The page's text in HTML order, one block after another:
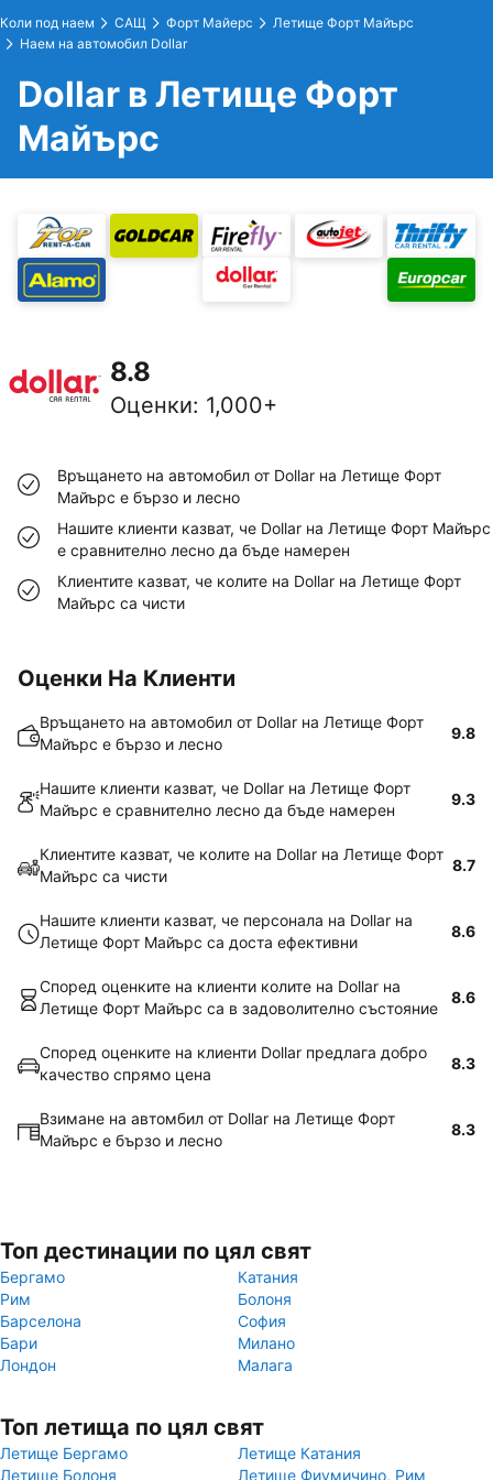
Коли под наем САЩ Форт Майерс
Летище Форт Майърс
Наем на автомобил Dollar
Dollar в Летище Форт
Майърс
8.8
Оценки: 1,000+
Връщането на автомобил от Dollar на Летище Форт
Майърс е бързо и лесно
Нашите клиенти казват, че Dollar на Летище Форт Майърс
е сравнително лесно да бъде намерен
Клиентите казват, че колите на Dollar на Летище Форт
Майърс са чисти
Оценки На Клиенти
Връщането на автомобил от Dollar на Летище Форт
Майърс е бързо и лесно
9.8
Нашите клиенти казват, че Dollar на Летище Форт
Майърс е сравнително лесно да бъде намерен
9.3
Клиентите казват, че колите на Dollar на Летище Форт
Майърс са чисти
8.7
Нашите клиенти казват, че персонала на Dollar на
Летище Форт Майърс са доста ефективни
8.6
Според оценките на клиенти колите на Dollar на
Летище Форт Майърс са в задоволително състояние
8.6
Според оценките на клиенти Dollar предлага добро
качество спрямо цена
8.3
Взимане на автомбил от Dollar на Летище Форт
Майърс е бързо и лесно
8.3
Топ дестинации по цял свят
Бергамо
Катания
Рим
Болоня
Барселона
София
Бари
Милано
Лондон
Малага
Топ летища по цял свят
Летище Бергамо
Летище Катания
Летище Болоня
Летище Фиумичино, Рим